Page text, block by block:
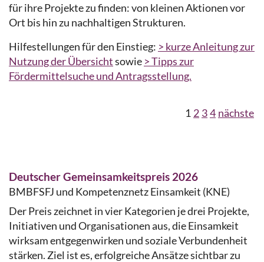
für ihre Projekte zu finden: von kleinen Aktionen vor
Ort bis hin zu nachhaltigen Strukturen.
Hilfestellungen für den Einstieg: > kurze Anleitung zur
Nutzung der Übersichtsowie > Tipps zur
Fördermittelsuche und Antragsstellung.
1 2 34 nächste
Deutscher Gemeinsamkeitspreis 2026
BMBFSFJ und Kompetenznetz Einsamkeit (KNE)
Der Preis zeichnet in vier Kategorien je drei Projekte,
Initiativen und Organisationen aus, die Einsamkeit
wirksam entgegenwirken und soziale Verbundenheit
stärken. Ziel ist es, erfolgreiche Ansätze sichtbar zu